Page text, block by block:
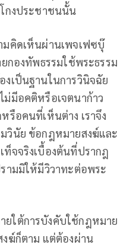
กงประชาชนนั้น
คิดเห็นผ่านเพจเฟซบุ๊
กองทัพธรรมใช้พระธรรม
เป็นฐานในการวินิจฉัย
มีอคติหรือเจตนาก้าว
รือคนที่เห็นต่าง เราจึง
วินัย ข้อกฎหมายสงฆ์และ
จจริงเบื้องต้นที่ปรากฎ
ามมิให้มีวิวาทะต่อพระ
ใต้การบังคับใช้กฎหมาย
ฆ์ก็ตาม แต่ต้องผ่าน